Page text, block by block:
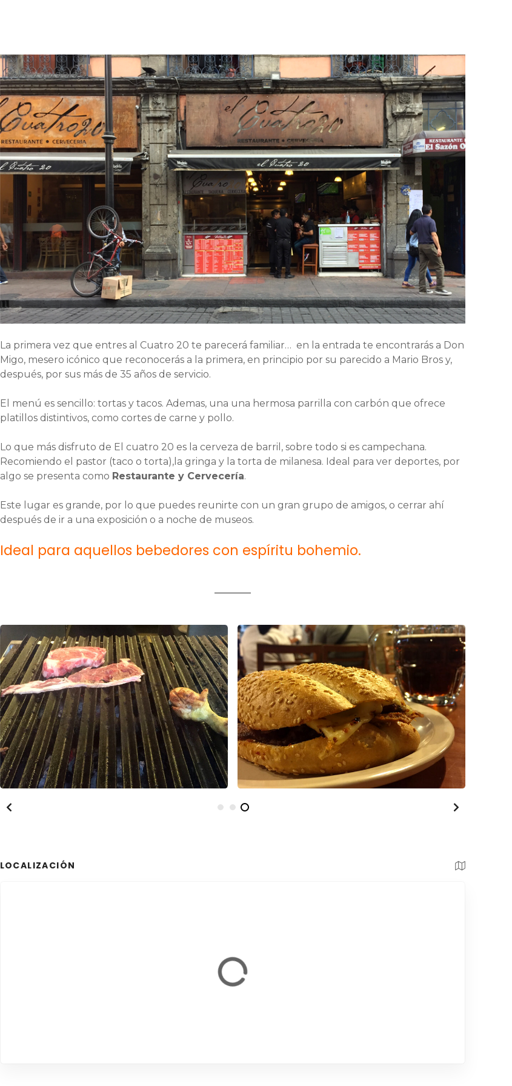
La primera vez que entres al Cuatro 20 te parecerá familiar… en la entrada te encontrarás a Don
Migo, mesero icónico que reconocerás a la primera, en principio por su parecido a Mario Bros y,
después, por sus más de 35 años de servicio.
El menú es sencillo: tortas y tacos. Ademas, una una hermosa parrilla con carbón que ofrece
platillos distintivos, como cortes de carne y pollo.
Lo que más disfruto de El cuatro 20 es la cerveza de barril, sobre todo si es campechana.
Recomiendo el pastor (taco o torta),la gringa y la torta de milanesa. Ideal para ver deportes, por
algo se presenta como Restaurante y Cervecería.
Este lugar es grande, por lo que puedes reunirte con un gran grupo de amigos, o cerrar ahí
después de ir a una exposición o a noche de museos.
Ideal para aquellos bebedores con espíritu bohemio.
LOCALIZACIÓN